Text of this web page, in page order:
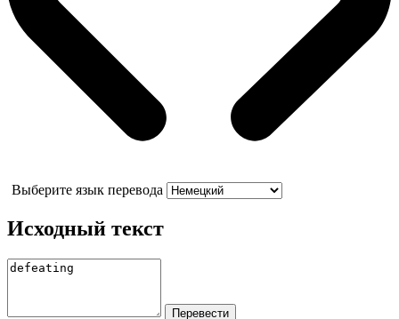
Выберите язык перевода
Исходный текст